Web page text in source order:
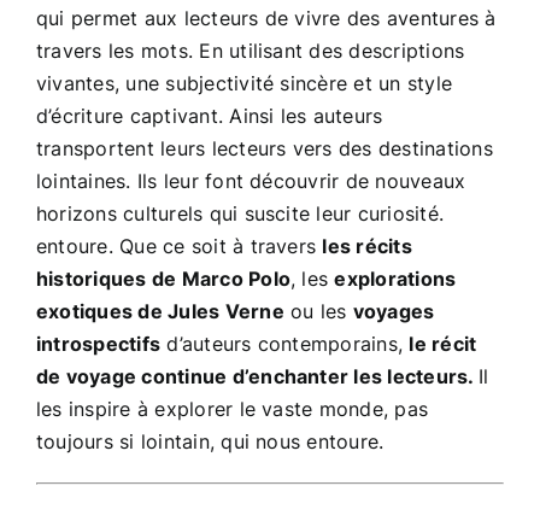
qui permet aux lecteurs de vivre des aventures à
travers les mots. En utilisant des descriptions
vivantes, une subjectivité sincère et un style
d’écriture captivant. Ainsi les auteurs
transportent leurs lecteurs vers des destinations
lointaines. Ils leur font découvrir de nouveaux
horizons culturels qui suscite leur curiosité.
entoure. Que ce soit à travers les récits
historiques de Marco Polo, lesexplorations
exotiques de Jules Verne ou les voyages
introspectifs d’auteurs contemporains, le récit
de voyage continue d’enchanter les lecteurs. Il
les inspire à explorer le vaste monde, pas
toujours si lointain, qui nous entoure.